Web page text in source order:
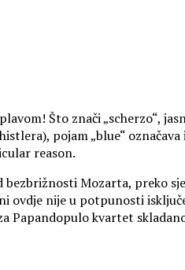
Što znači „scherzo“,
pojam „blue“
reason.
bezbrižnosti Mozarta, preko
ovdje nije u potpunosti
Papandopulo kvartet